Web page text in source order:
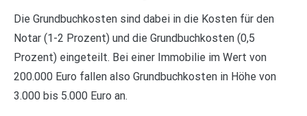
Die Grundbuchkosten sind dabei in die Kosten für den
Notar (1-2 Prozent) und die Grundbuchkosten (0,5
Prozent) eingeteilt. Bei einer Immobilie im Wert von
200.000 Euro fallen also Grundbuchkosten in Höhe von
3.000 bis 5.000 Euro an.